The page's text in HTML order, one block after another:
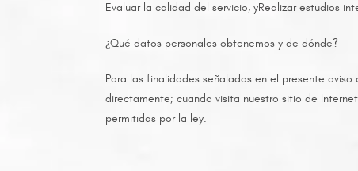
Evaluar la calidad del servicio, yRealizar estudios
¿Qué datos personales obtenemos y de dónde?
Para las finalidades señaladas en el presente
directamente; cuando visita nuestro sitio de
permitidas por la ley.